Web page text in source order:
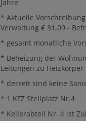
Jahre
* Aktuelle
Verwaltung € 31,09.-
* gesamt monatliche
* Beheizung der
Leitungen zu
* derzeit sind keine
* 1 KFZ Stellplatz Nr.4
* Kellerabteil Nr. 4 ist